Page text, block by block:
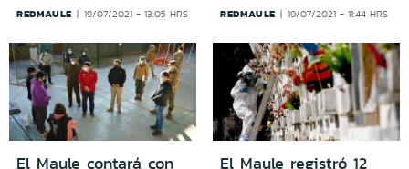
REDMAULE 19/07/2021 - 13:05 HRS REDMAULE 19/07/2021 - 11:44 HRS
El Maule contará con
El Maule registró 12